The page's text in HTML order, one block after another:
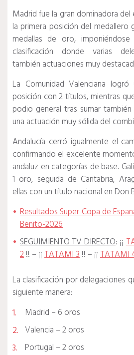
Madrid fue la gran dominadora
la primera posición del medallero
medallas de oro,
clasificación donde varias
también actuaciones muy
La Comunidad Valenciana logró
posición con 2 títulos, mientras
podio general tras sumar
una actuación muy sólida del
Andalucía cerró igualmente el
confirmando el excelente
andaluz en categorías de base.
1 oro, seguida de Cantabria,
ellas con un título nacional en Don
Resultados Super Copa de
Benito-2026
SEGUIMIENTO TV DIRECTO: ¡¡
2!! – ¡¡TATAMI 3!! – ¡¡TATAMI
La clasificación por delegaciones
siguiente manera:
Madrid – 6 oros
Valencia – 2 oros
Portugal – 2 oros